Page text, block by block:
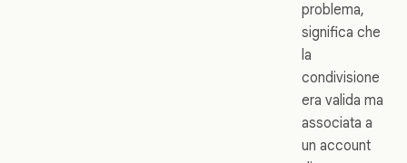
problema,
significa che
la
condivisione
era valida ma
associata a
un account